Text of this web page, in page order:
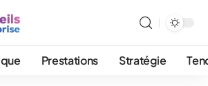
Prestations Stratégie